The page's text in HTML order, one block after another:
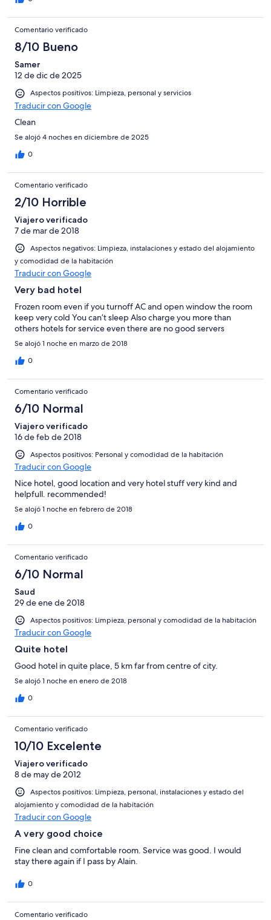
Comentario verificado
8/10 Bueno
Samer
12 de dic de 2025
Aspectos positivos: Limpieza, personal y servicios
Traducir con Google
Clean
Se alojó 4 noches en diciembre de 2025
0
Comentario verificado
2/10 Horrible
Viajero verificado
7 de mar de 2018
Aspectos negativos: Limpieza, instalaciones y estado del alojamiento
y comodidad de la habitación
Traducir con Google
Very bad hotel
Frozen room even if you turnoff AC and open window the room
keep very cold You can’t sleep Also charge you more than
others hotels for service even there are no good servers
Se alojó 1 noche en marzo de 2018
0
Comentario verificado
6/10 Normal
Viajero verificado
16 de feb de 2018
Aspectos positivos: Personal y comodidad de la habitación
Traducir con Google
Nice hotel, good location and very hotel stuff very kind and
helpfull. recommended!
Se alojó 1 noche en febrero de 2018
0
Comentario verificado
6/10 Normal
Saud
29 de ene de 2018
Aspectos positivos: Limpieza, personal y comodidad de la habitación
Traducir con Google
Quite hotel
Good hotel in quite place, 5 km far from centre of city.
Se alojó 1 noche en enero de 2018
0
Comentario verificado
10/10 Excelente
Viajero verificado
8 de may de 2012
Aspectos positivos: Limpieza, personal, instalaciones y estado del
alojamiento y comodidad de la habitación
Traducir con Google
A very good choice
Fine clean and comfortable room. Service was good. I would
stay there again if I pass by Alain.
0
Comentario verificado